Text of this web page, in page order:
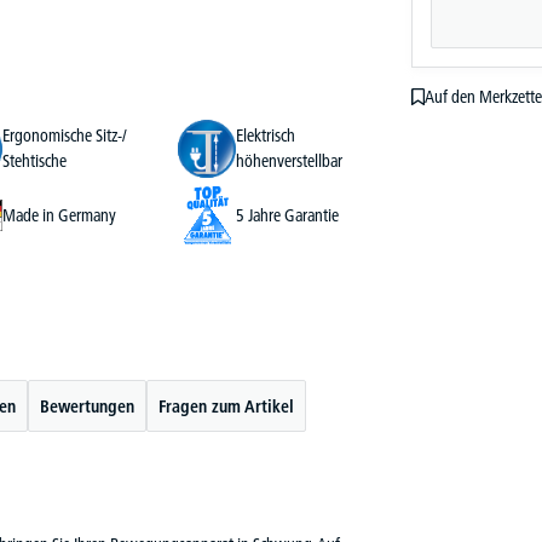
Auf den
Ergonomische Sitz-/
Stehtische
Elektrisch
höhenverstellbar
Made in Germany 5 Jahre Garantie
Bewertungen Fragen zum Artikel